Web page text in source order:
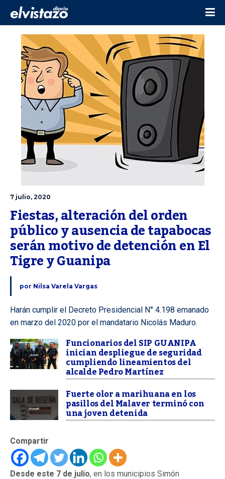
7 julio, 2020
Fiestas, alteración del orden
público y ausencia de tapabocas
serán motivo de detención en El
Tigre y Guanipa
por Nilsa Varela Vargas
Harán cumplir el Decreto Presidencial N° 4.198 emanado
en marzo del 2020 por el mandatario Nicolás Maduro.
Funcionarios del SIP GUANIPA
inician despliegue de seguridad
cumpliendo lineamientos del
alcalde Pedro Martínez
Fuerte olor a marihuana en los
pasillos del Malaver terminó con
una joven detenida
Compartir
Desde este 7 de julio, en los municipios Simón